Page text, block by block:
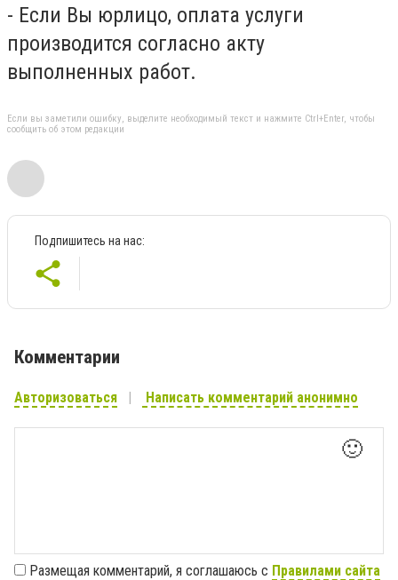
- Если Вы юрлицо, оплата услуги
производится согласно акту
выполненных работ.
Если вы заметили ошибку, выделите необходимый текст и нажмите Ctrl+Enter, чтобы
сообщить об этом редакции
Подпишитесь на нас:
Комментарии
Авторизоваться Написать комментарий анонимно
🙂
Размещая комментарий, я соглашаюсь с Правилами сайта